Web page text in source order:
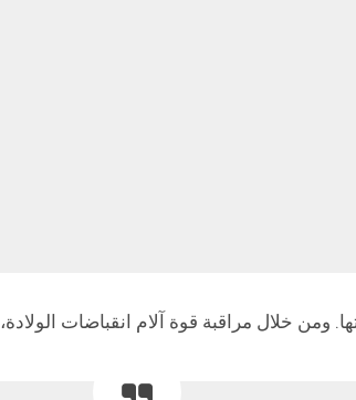
ومن خلال مراقبة قوة آلام انقباضات